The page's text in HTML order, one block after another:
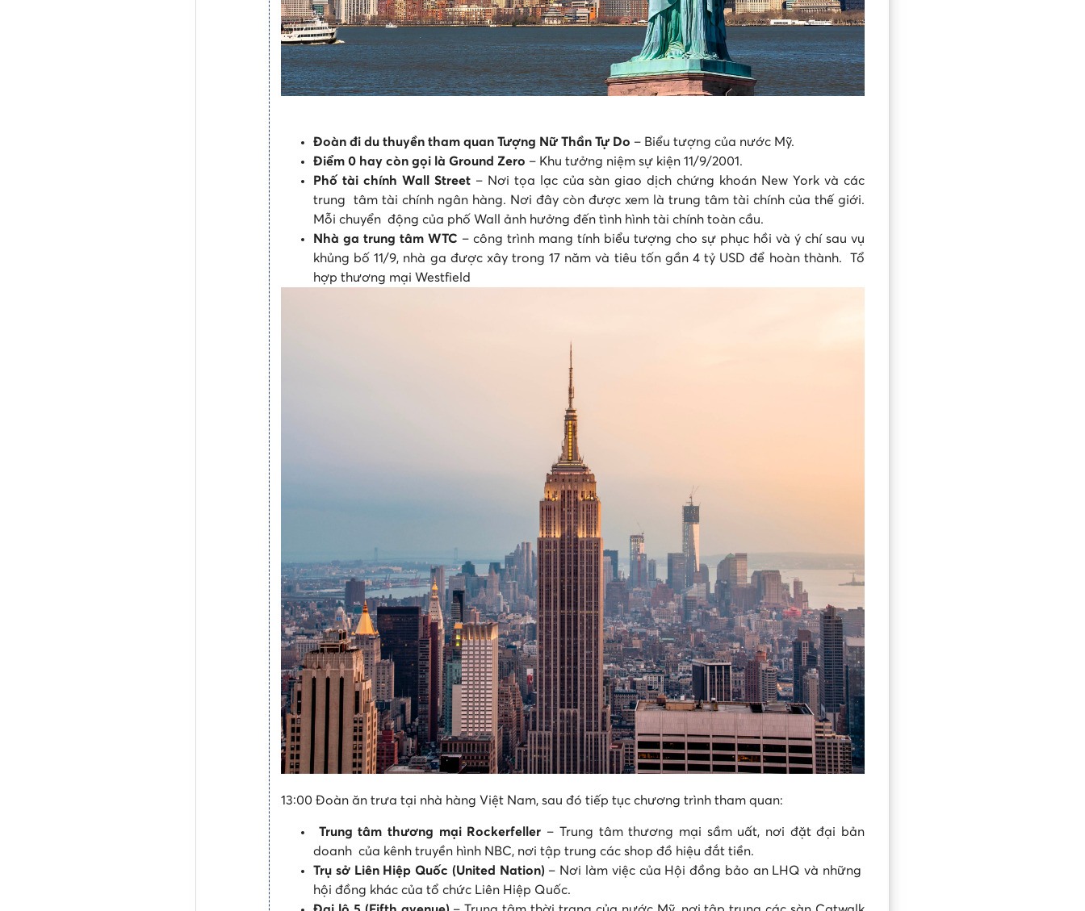
Đoàn đi du thuyền tham quan Tượng Nữ Thần Tự Do – Biểu tượng của nước Mỹ.
Điểm 0 hay còn gọi là Ground Zero – Khu tưởng niệm sự kiện 11/9/2001.
Phố tài chính Wall Street – Nơi tọa lạc của sàn giao dịch chứng khoán New York và các
trung tâm tài chính ngân hàng. Nơi đây còn được xem là trung tâm tài chính của thế giới.
Mỗi chuyển động của phố Wall ảnh hưởng đến tình hình tài chính toàn cầu.
Nhà ga trung tâm WTC – công trình mang tính biểu tượng cho sự phục hồi và ý chí sau vụ
khủng bố 11/9, nhà ga được xây trong 17 năm và tiêu tốn gần 4 tỷ USD để hoàn thành. Tổ
hợp thương mại Westfield
13:00 Đoàn ăn trưa tại nhà hàng Việt Nam, sau đó tiếp tục chương trình tham quan:
Trung tâm thương mại Rockerfeller – Trung tâm thương mại sầm uất, nơi đặt đại bản
doanh của kênh truyền hình NBC, nơi tập trung các shop đồ hiệu đắt tiền.
Trụ sở Liên Hiệp Quốc (United Nation) – Nơi làm việc của Hội đồng bảo an LHQ và những
hội đồng khác của tổ chức Liên Hiệp Quốc.